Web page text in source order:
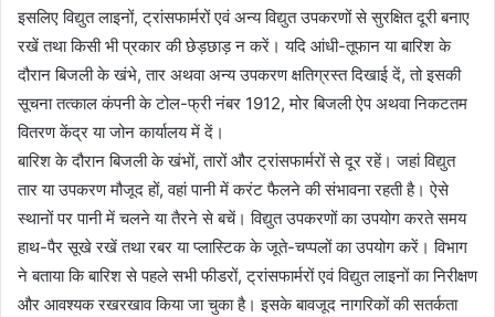
इसलिए विद्युत लाइनों, ट्रांसफार्मरों एवं अन्य विद्युत उपकरणों से सुरक्षित दूरी बनाए
रखें तथा किसी भी प्रकार की छेड़छाड़ न करें। यदि आंधी-तूफान या बारिश के
दौरान बिजली के खंभे, तार अथवा अन्य उपकरण क्षतिग्रस्त दिखाई दें, तो इसकी
सूचना तत्काल कंपनी के टोल-फ्री नंबर 1912, मोर बिजली ऐप अथवा निकटतम
वितरण केंद्र या जोन कार्यालय में दें।
बारिश के दौरान बिजली के खंभों, तारों और ट्रांसफार्मरों से दूर रहें। जहां विद्युत
तार या उपकरण मौजूद हों, वहां पानी में करंट फैलने की संभावना रहती है। ऐसे
स्थानों पर पानी में चलने या तैरने से बचें। विद्युत उपकरणों का उपयोग करते समय
हाथ-पैर सूखे रखें तथा रबर या प्लास्टिक के जूते-चप्पलों का उपयोग करें। विभाग
ने बताया कि बारिश से पहले सभी फीडरों, ट्रांसफार्मरों एवं विद्युत लाइनों का निरीक्षण
और आवश्यक रखरखाव किया जा चुका है। इसके बावजूद नागरिकों की सतर्कता